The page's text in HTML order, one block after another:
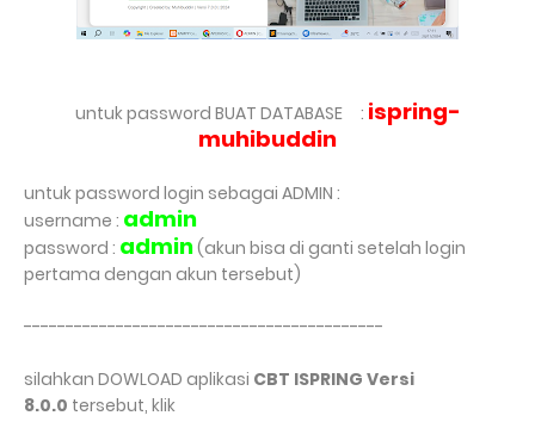
untuk password BUAT DATABASE: ispring-
muhibuddin
untuk password login sebagai ADMIN :
username : admin
password : admin(akun bisa di ganti setelah login
pertama dengan akun tersebut)
-------------------------------------------
silahkan DOWLOAD aplikasi CBT ISPRING Versi
8.0.0 tersebut, klik